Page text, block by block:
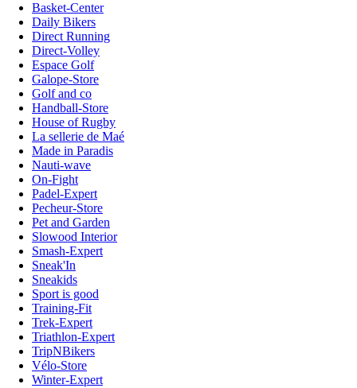
Basket-Center
Daily Bikers
Direct Running
Direct-Volley
Espace Golf
Galope-Store
Golf and co
Handball-Store
House of Rugby
La sellerie de Maé
Made in Paradis
Nauti-wave
On-Fight
Padel-Expert
Pecheur-Store
Pet and Garden
Slowood Interior
Smash-Expert
Sneak'In
Sneakids
Sport is good
Training-Fit
Trek-Expert
Triathlon-Expert
TripNBikers
Vélo-Store
Winter-Expert